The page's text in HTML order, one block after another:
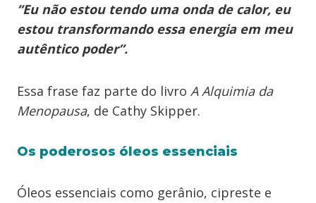
“Eu não estou tendo uma onda de calor, eu
estou transformando essa energia em meu
autêntico poder”.
Essa frase faz parte do livro A Alquimia da
Menopausa, de Cathy Skipper.
Os poderosos óleos essenciais
Óleos essenciais como gerânio, cipreste e